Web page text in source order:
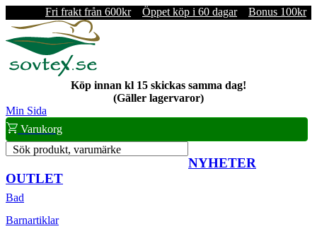
Fri frakt från 600kr Öppet köp i 60 dagar Bonus 100kr
Köp innan kl 15 skickas samma dag!
(Gäller lagervaror)
Min Sida
Varukorg
Sök produkt, varumärke
NYHETER
OUTLET
Bad
Barnartiklar